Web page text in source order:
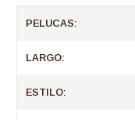
PELUCAS:
LARGO:
ESTILO: